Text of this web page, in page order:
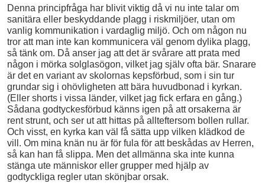
Denna principfråga har blivit viktig då vi nu inte talar om
sanitära eller beskyddande plagg i riskmiljöer, utan om
vanlig kommunikation i vardaglig miljö. Och om någon nu
tror att man inte kan kommunicera väl genom dylika plagg,
så tänk om. Då anser jag att det är svårare att prata med
någon i mörka solglasögon, vilket jag själv ofta bär. Snarare
är det en variant av skolornas kepsförbud, som i sin tur
grundar sig i ohövligheten att bära huvudbonad i kyrkan.
(Eller shorts i vissa länder, vilket jag fick erfara en gång.)
Sådana godtyckesförbud känns igen på att orsakerna är
rent strunt, och ser ut att hittas på allteftersom bollen rullar.
Och visst, en kyrka kan väl få sätta upp vilken klädkod de
vill. Om mina knän nu är för fula för att beskådas av Herren,
så kan han få slippa. Men det allmänna ska inte kunna
stänga ute människor eller grupper med hjälp av
godtyckliga regler utan skönjbar orsak.